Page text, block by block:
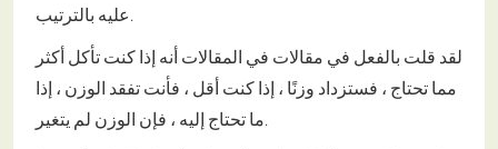
عليه بالترتيب.
لقد قلت بالفعل في مقالات في المقالات أنه إذا كنت تأكل أكثر
مما تحتاج ، فستزداد وزنًا ، إذا كنت أقل ، فأنت تفقد الوزن ، إذا
ما تحتاج إليه ، فإن الوزن لم يتغير.